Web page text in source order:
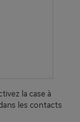
la case à
les contacts